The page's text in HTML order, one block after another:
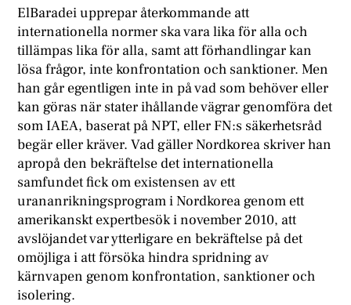
ElBaradei upprepar återkommande att
internationella normer ska vara lika för alla och
tillämpas lika för alla, samt att förhandlingar kan
lösa frågor, inte konfrontation och sanktioner. Men
han går egentligen inte in på vad som behöver eller
kan göras när stater ihållande vägrar genomföra det
som IAEA, baserat på NPT, eller FN:s säkerhetsråd
begär eller kräver. Vad gäller Nordkorea skriver han
apropå den bekräftelse det internationella
samfundet fick om existensen av ett
urananrikningsprogram i Nordkorea genom ett
amerikanskt expertbesök i november 2010, att
avslöjandet var ytterligare en bekräftelse på det
omöjliga i att försöka hindra spridning av
kärnvapen genom konfrontation, sanktioner och
isolering.